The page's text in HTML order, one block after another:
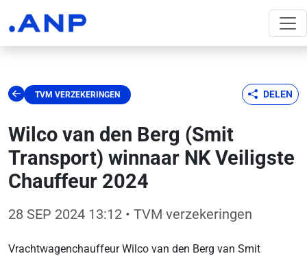
TVM VERZEKERINGEN DELEN
Wilco van den Berg (Smit
Transport) winnaar NK Veiligste
Chauffeur 2024
28 SEP 2024 13:12 • TVM verzekeringen
Vrachtwagenchauffeur Wilco van den Berg van Smit